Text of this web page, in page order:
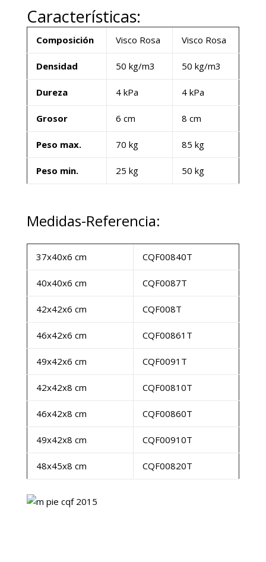
Características:
Composición Visco Rosa Visco Rosa
Densidad 50 kg/m3 50 kg/m3
Dureza 4 kPa 4 kPa
Grosor 6 cm 8 cm
Peso max. 70 kg 85 kg
Peso min. 25 kg 50 kg
Medidas-Referencia:
37x40x6 cm CQF00840T
40x40x6 cm CQF0087T
42x42x6 cm CQF008T
46x42x6 cm CQF00861T
49x42x6 cm CQF0091T
42x42x8 cm CQF00810T
46x42x8 cm CQF00860T
49x42x8 cm CQF00910T
48x45x8 cm CQF00820T